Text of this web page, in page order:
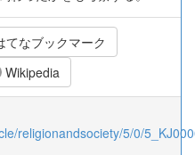
てなブックマーク
Wikipedia
religionandsociety/5/0/